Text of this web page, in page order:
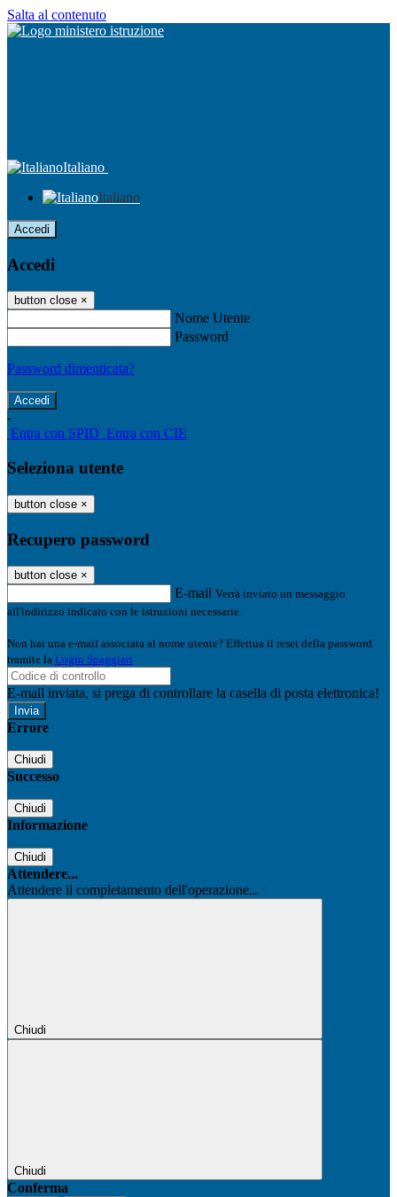
Salta al contenuto
Italiano
Italiano
Accedi
Accedi
button close ×
Nome Utente
Password
Password dimenticata?
-
Entra con SPID Entra con CIE
Seleziona utente
button close ×
Recupero password
button close ×
E-mail Verrà inviato un messaggio
all'indirizzo indicato con le istruzioni necessarie.
Non hai una e-mail associata al nome utente? Effettua il reset della password
tramite la Login Spaggiari
E-mail inviata, si prega di controllare la casella di posta elettronica!
Errore
Chiudi
Successo
Chiudi
Informazione
Chiudi
Attendere...
Attendere il completamento dell'operazione...
Chiudi
Chiudi
Conferma